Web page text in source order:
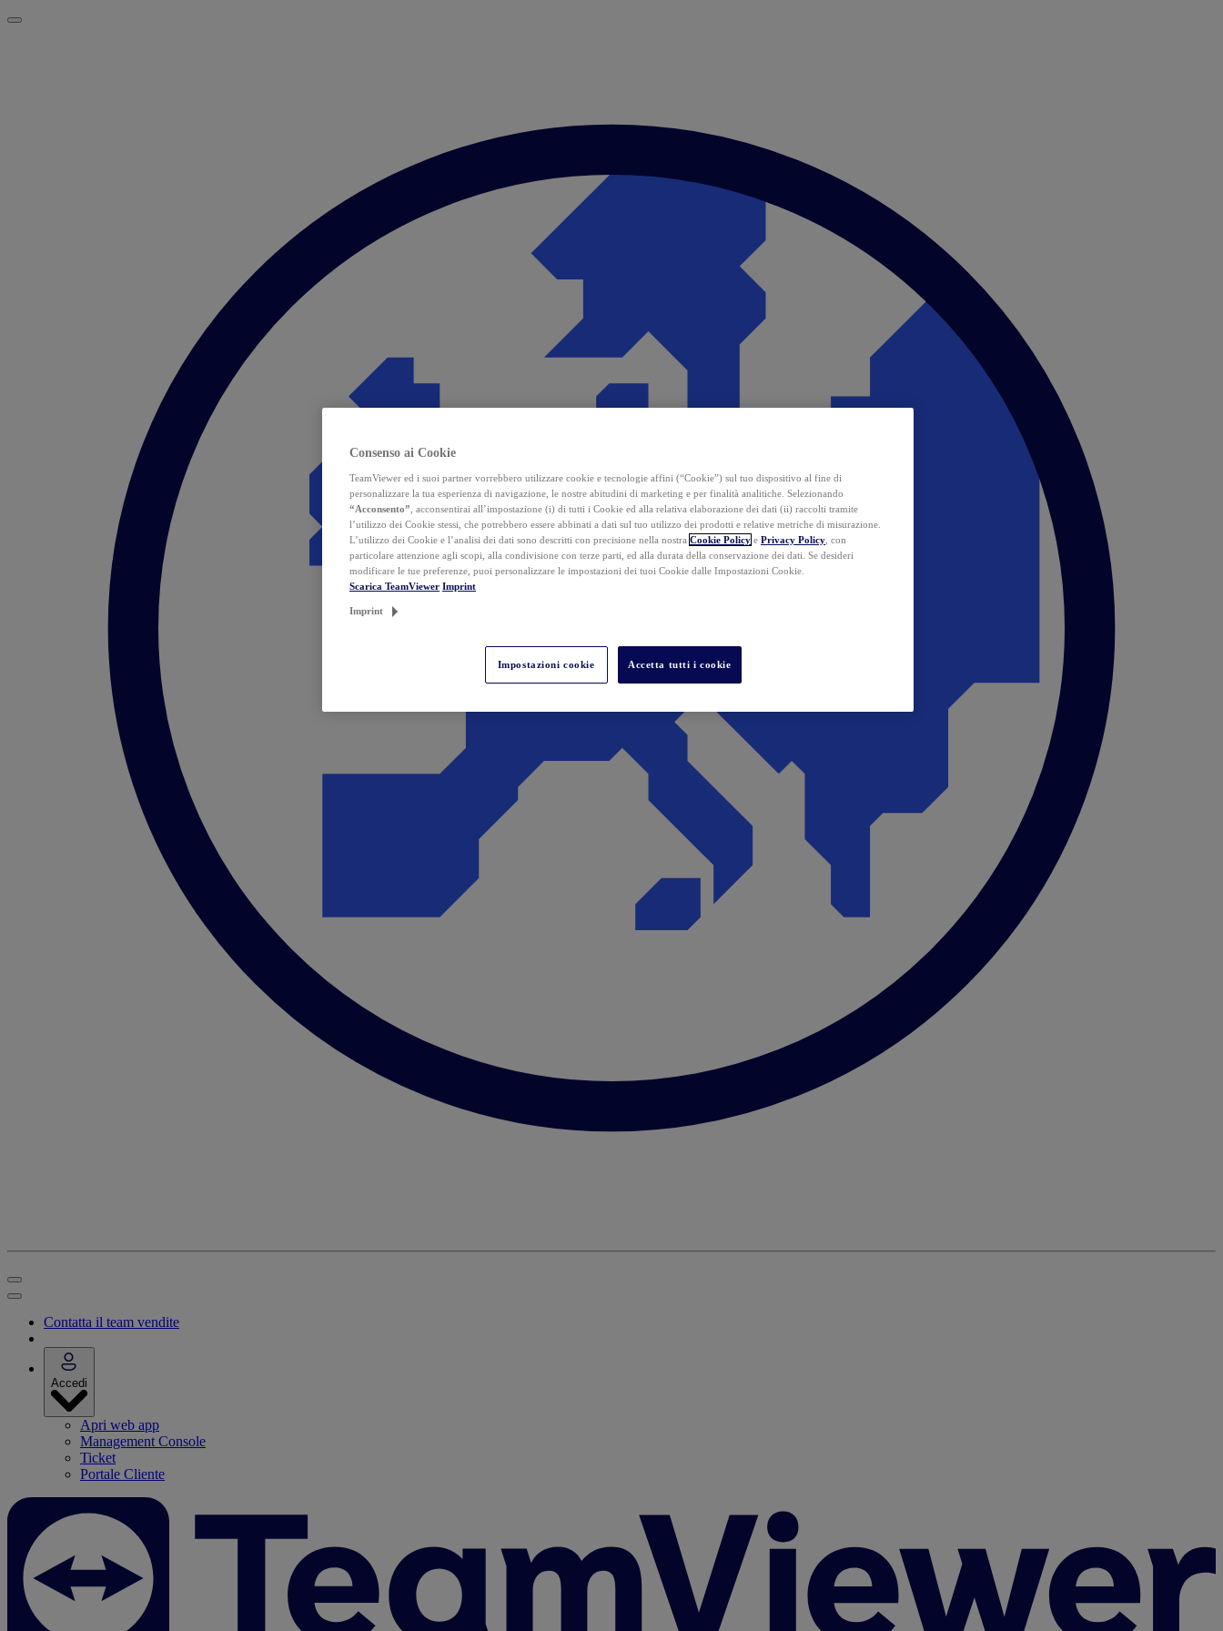
Contatta il team vendite
Accedi
Apri web app
Management Console
Ticket
Portale Cliente
Consenso ai Cookie
TeamViewer ed i suoi partner vorrebbero utilizzare cookie e tecnologie affini (“Cookie”) sul tuo dispositivo al fine di
personalizzare la tua esperienza di navigazione, le nostre abitudini di marketing e per finalità analitiche. Selezionando
“Acconsento” , acconsentirai all’impostazione (i) di tutti i Cookie ed alla relativa elaborazione dei dati (ii) raccolti tramite
l’utilizzo dei Cookie stessi, che potrebbero essere abbinati a dati sul tuo utilizzo dei prodotti e relative metriche di misurazione.
L’utilizzo dei Cookie e l’analisi dei dati sono descritti con precisione nella nostra Cookie Policy e Privacy Policy , con
particolare attenzione agli scopi, alla condivisione con terze parti, ed alla durata della conservazione dei dati. Se desideri
modificare le tue preferenze, puoi personalizzare le impostazioni dei tuoi Cookie dalle Impostazioni Cookie.
Scarica TeamViewer Imprint
Imprint
Impostazioni cookie Accetta tutti i cookie